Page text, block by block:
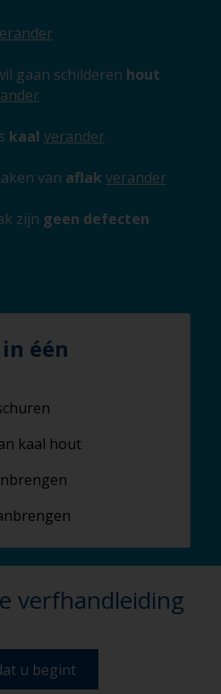
gaan schilderen hout
kaal verander
van aflak verander
zijn geen defecten
één
kaal hout
verfhandleiding
u begint